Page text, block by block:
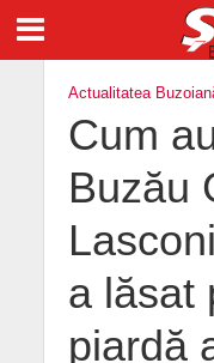
Actualitatea
Cum
Buzău
a lăsat
piardă